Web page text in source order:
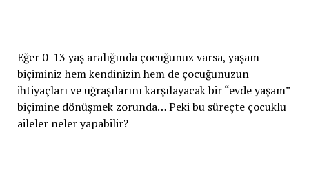
Eğer 0-13 yaş aralığında çocuğunuz varsa, yaşam
biçiminiz hem kendinizin hem de çocuğunuzun
ihtiyaçları ve uğraşılarını karşılayacak bir “evde yaşam”
biçimine dönüşmek zorunda… Peki bu süreçte çocuklu
aileler neler yapabilir?